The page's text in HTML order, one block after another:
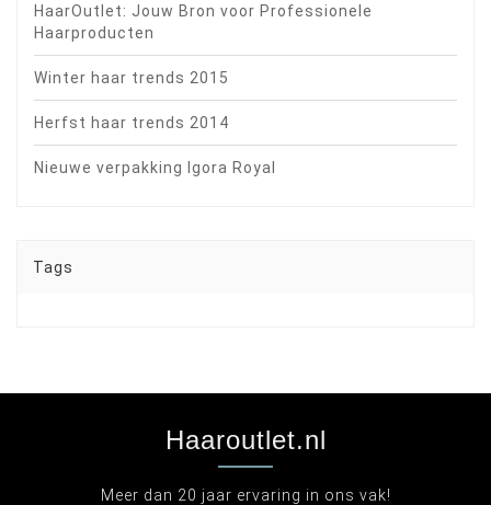
HaarOutlet: Jouw Bron voor Professionele
Haarproducten
Winter haar trends 2015
Herfst haar trends 2014
Nieuwe verpakking Igora Royal
Tags
Haaroutlet.nl
Meer dan 20 jaar ervaring in ons vak!